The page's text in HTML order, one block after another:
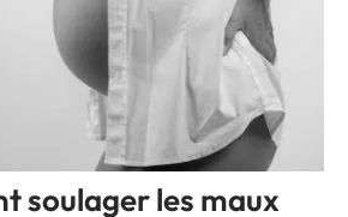
soulager les maux